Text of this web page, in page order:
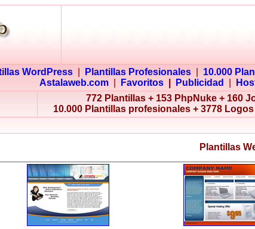
WordPress Plantillas Profesionales 10.000
Astalaweb.com
Favoritos Publicidad
772 Plantillas + 153 PhpNuke + 160
10.000 Plantillas profesionales + 3778
Plantillas